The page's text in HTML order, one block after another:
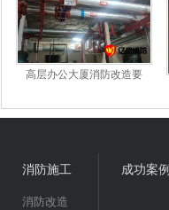
高层办公大厦消防改造要
消防施工
消防改造
成功案例